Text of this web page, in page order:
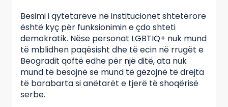
Besimi i qytetarëve në institucionet shtetërore
është kyç për funksionimin e çdo shteti
demokratik. Nëse personat LGBTIQ+ nuk mund
të mblidhen paqësisht dhe të ecin në rrugët e
Beogradit qoftë edhe për një ditë, ata nuk
mund të besojnë se mund të gëzojnë të drejta
të barabarta si anëtarët e tjerë të shoqërisë
serbe.